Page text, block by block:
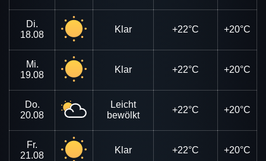
Di.
18.08
Klar +22°C +20°C
Mi.
19.08
Klar +22°C +20°C
Do.
20.08
Leicht
bewölkt
+22°C +20°C
Fr.
21.08
Klar +22°C +20°C